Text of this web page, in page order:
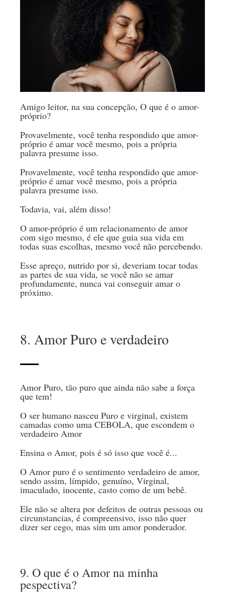
Amigo leitor, na sua concepção, O que é o amor-
próprio?
Provavelmente, você tenha respondido que amor-
próprio é amar você mesmo, pois a própria
palavra presume isso.
Provavelmente, você tenha respondido que amor-
próprio é amar você mesmo, pois a própria
palavra presume isso.
Todavia, vai, além disso!
O amor-próprio é um relacionamento de amor
com sigo mesmo, é ele que guia sua vida em
todas suas escolhas, mesmo você não percebendo.
Esse apreço, nutrido por si, deveriam tocar todas
as partes de sua vida, se você não se amar
profundamente, nunca vai conseguir amar o
próximo.
8. Amor Puro e verdadeiro
Amor Puro, tão puro que ainda não sabe a força
que tem!
O ser humano nasceu Puro e virginal, existem
camadas como uma CEBOLA, que escondem o
verdadeiro Amor
Ensina o Amor, pois é só isso que você é...
O Amor puro é o sentimento verdadeiro de amor,
sendo assim, límpido, genuíno, Virginal,
imaculado, inocente, casto como de um bebê.
Ele não se altera por defeitos de outras pessoas ou
circunstancias, é compreensivo, isso não quer
dizer ser cego, mas sim um amor ponderador.
9. O que é o Amor na minha
pespectiva?